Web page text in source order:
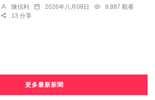
陳信利 2026年八月08日
9,887 觀看
13 分享
更多最新新聞